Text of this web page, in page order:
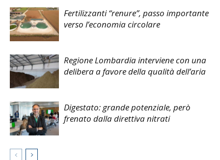
Fertilizzanti “renure”, passo importante
verso l’economia circolare
Regione Lombardia interviene con una
delibera a favore della qualità dell’aria
Digestato: grande potenziale, però
frenato dalla direttiva nitrati